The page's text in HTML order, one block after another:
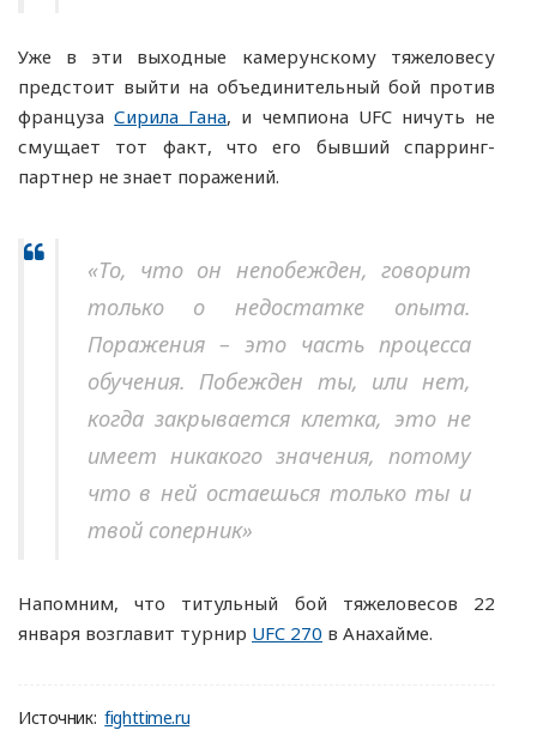
Уже в эти выходные камерунскому тяжеловесу
предстоит выйти на объединительный бой против
французаСирила Гана, и чемпиона UFC ничуть не
смущает тот факт, что его бывший спарринг-
партнер не знает поражений.
«То, что он непобежден, говорит
только о недостатке опыта.
Поражения – это часть процесса
обучения. Побежден ты, или нет,
когда закрывается клетка, это не
имеет никакого значения, потому
что в ней остаешься только ты и
твой соперник»
Напомним, что титульный бой тяжеловесов 22
января возглавит турнир UFC 270 в Анахайме.
Источник: fighttime.ru